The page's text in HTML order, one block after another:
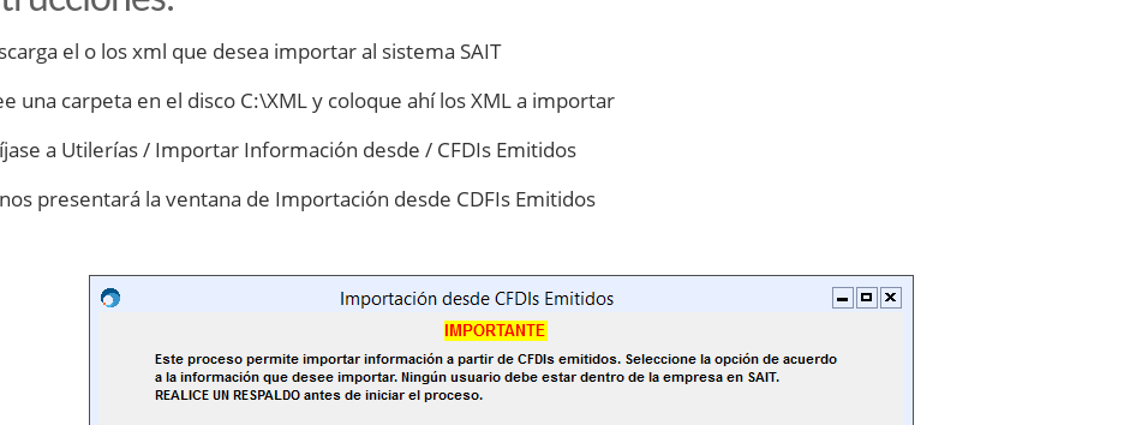
el o los xml que desea importar al sistema SAIT
una carpeta en el disco C:\XML y coloque ahí los XML a importar
a Utilerías / Importar Información desde / CFDIs Emitidos
presentará la ventana de Importación desde CDFIs Emitidos